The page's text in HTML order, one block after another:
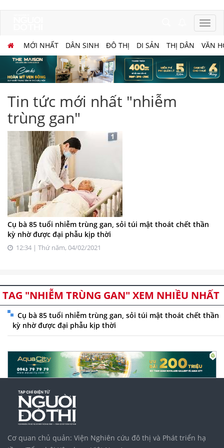
MỚI NHẤT DÂN SINH ĐÔ THỊ DI SẢN THỊ DÂN VĂN
Tin tức mới nhất "nhiễm
trùng gan"
Cụ bà 85 tuổi nhiễm trùng gan, sỏi túi mật thoát chết thần
kỳ nhờ được đại phẫu kịp thời
12:34 | Thứ năm, 04/02/2021
TAG "NHIỄM TRÙNG GAN" XEM NHIỀU NHẤT
Cụ bà 85 tuổi nhiễm trùng gan, sỏi túi mật thoát chết thần
kỳ nhờ được đại phẫu kịp thời
Cơ quan chủ quản: Viện Nghiên cứu đô thị và Phát triển hạ